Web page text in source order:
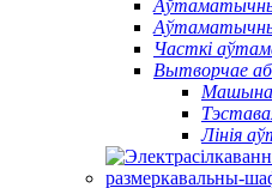
Аўтаматычны
Аўтаматычны
Часткі
Вытворчае
Машына
Лінія